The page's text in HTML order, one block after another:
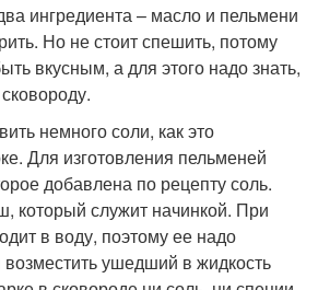
ингредиента – масло и пельмени
Но не стоит спешить, потому
вкусным, а для этого надо знать,
немного соли, как это
Для изготовления пельменей
добавлена по рецепту соль.
который служит начинкой. При
в воду, поэтому ее надо
ушедший в жидкость